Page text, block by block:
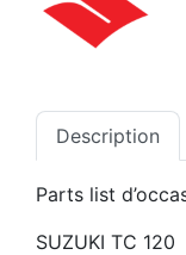
Description
Parts list
SUZUKI TC 120